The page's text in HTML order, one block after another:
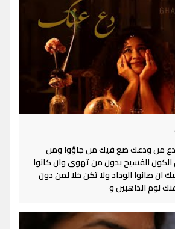
دع من ودعك ضع فيك من جاؤوا ومن
الفسيح بدون من تهوى وان كانوا
صانوا الوداد ولا تكن خلا لمن دون
لوم الذاهبين و